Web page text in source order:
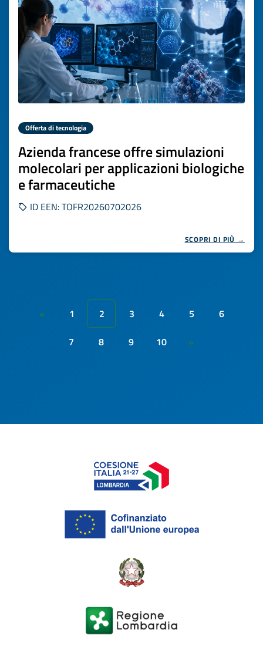
Offerta di tecnologia
Azienda francese offre simulazioni
molecolari per applicazioni biologiche
e farmaceutiche
ID EEN: TOFR20260702026
SCOPRI DI PIÙ →
« 1 2 3 4 5
6
7
8 9 10 »